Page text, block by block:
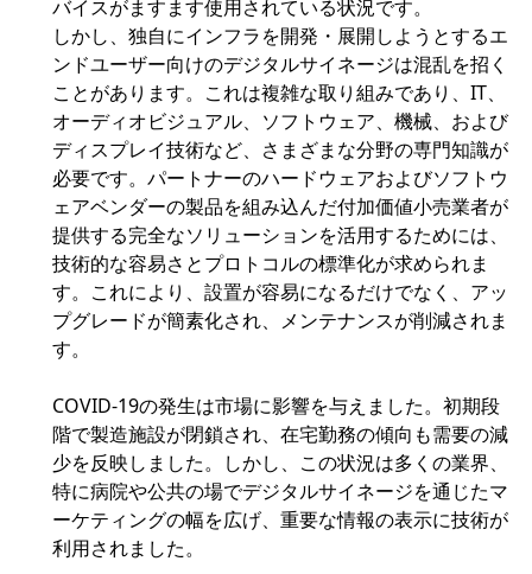
バイスがますます使用されている状況です。
しかし、独自にインフラを開発・展開しようとするエ
ンドユーザー向けのデジタルサイネージは混乱を招く
ことがあります。これは複雑な取り組みであり、IT、
オーディオビジュアル、ソフトウェア、機械、および
ディスプレイ技術など、さまざまな分野の専門知識が
必要です。パートナーのハードウェアおよびソフトウ
ェアベンダーの製品を組み込んだ付加価値小売業者が
提供する完全なソリューションを活用するためには、
技術的な容易さとプロトコルの標準化が求められま
す。これにより、設置が容易になるだけでなく、アッ
プグレードが簡素化され、メンテナンスが削減されま
す。
COVID-19の発生は市場に影響を与えました。初期段
階で製造施設が閉鎖され、在宅勤務の傾向も需要の減
少を反映しました。しかし、この状況は多くの業界、
特に病院や公共の場でデジタルサイネージを通じたマ
ーケティングの幅を広げ、重要な情報の表示に技術が
利用されました。